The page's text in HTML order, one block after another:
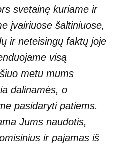
svetainę kuriame ir
įvairiuose šaltiniuose,
ir neteisingų faktų joje
visą
metu mums
dalinamės, o
pasidaryti patiems.
Jums naudotis,
ir pajamas iš